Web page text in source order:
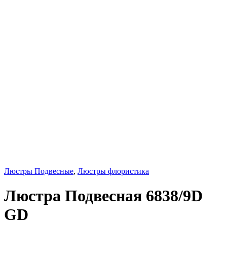
Люстры Подвесные, Люстры флористика
Люстра Подвесная 6838/9D
GD